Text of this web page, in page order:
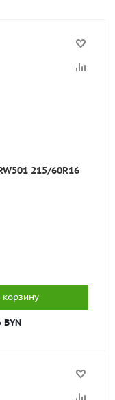
215/60R16
корзину
BYN